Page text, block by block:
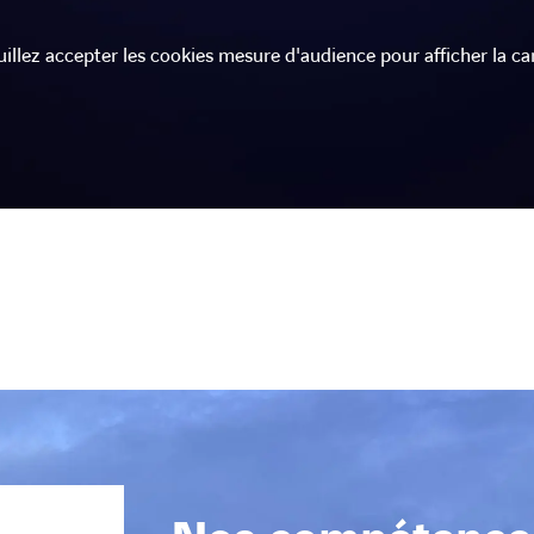
accepter les cookies mesure d'audience pour afficher la